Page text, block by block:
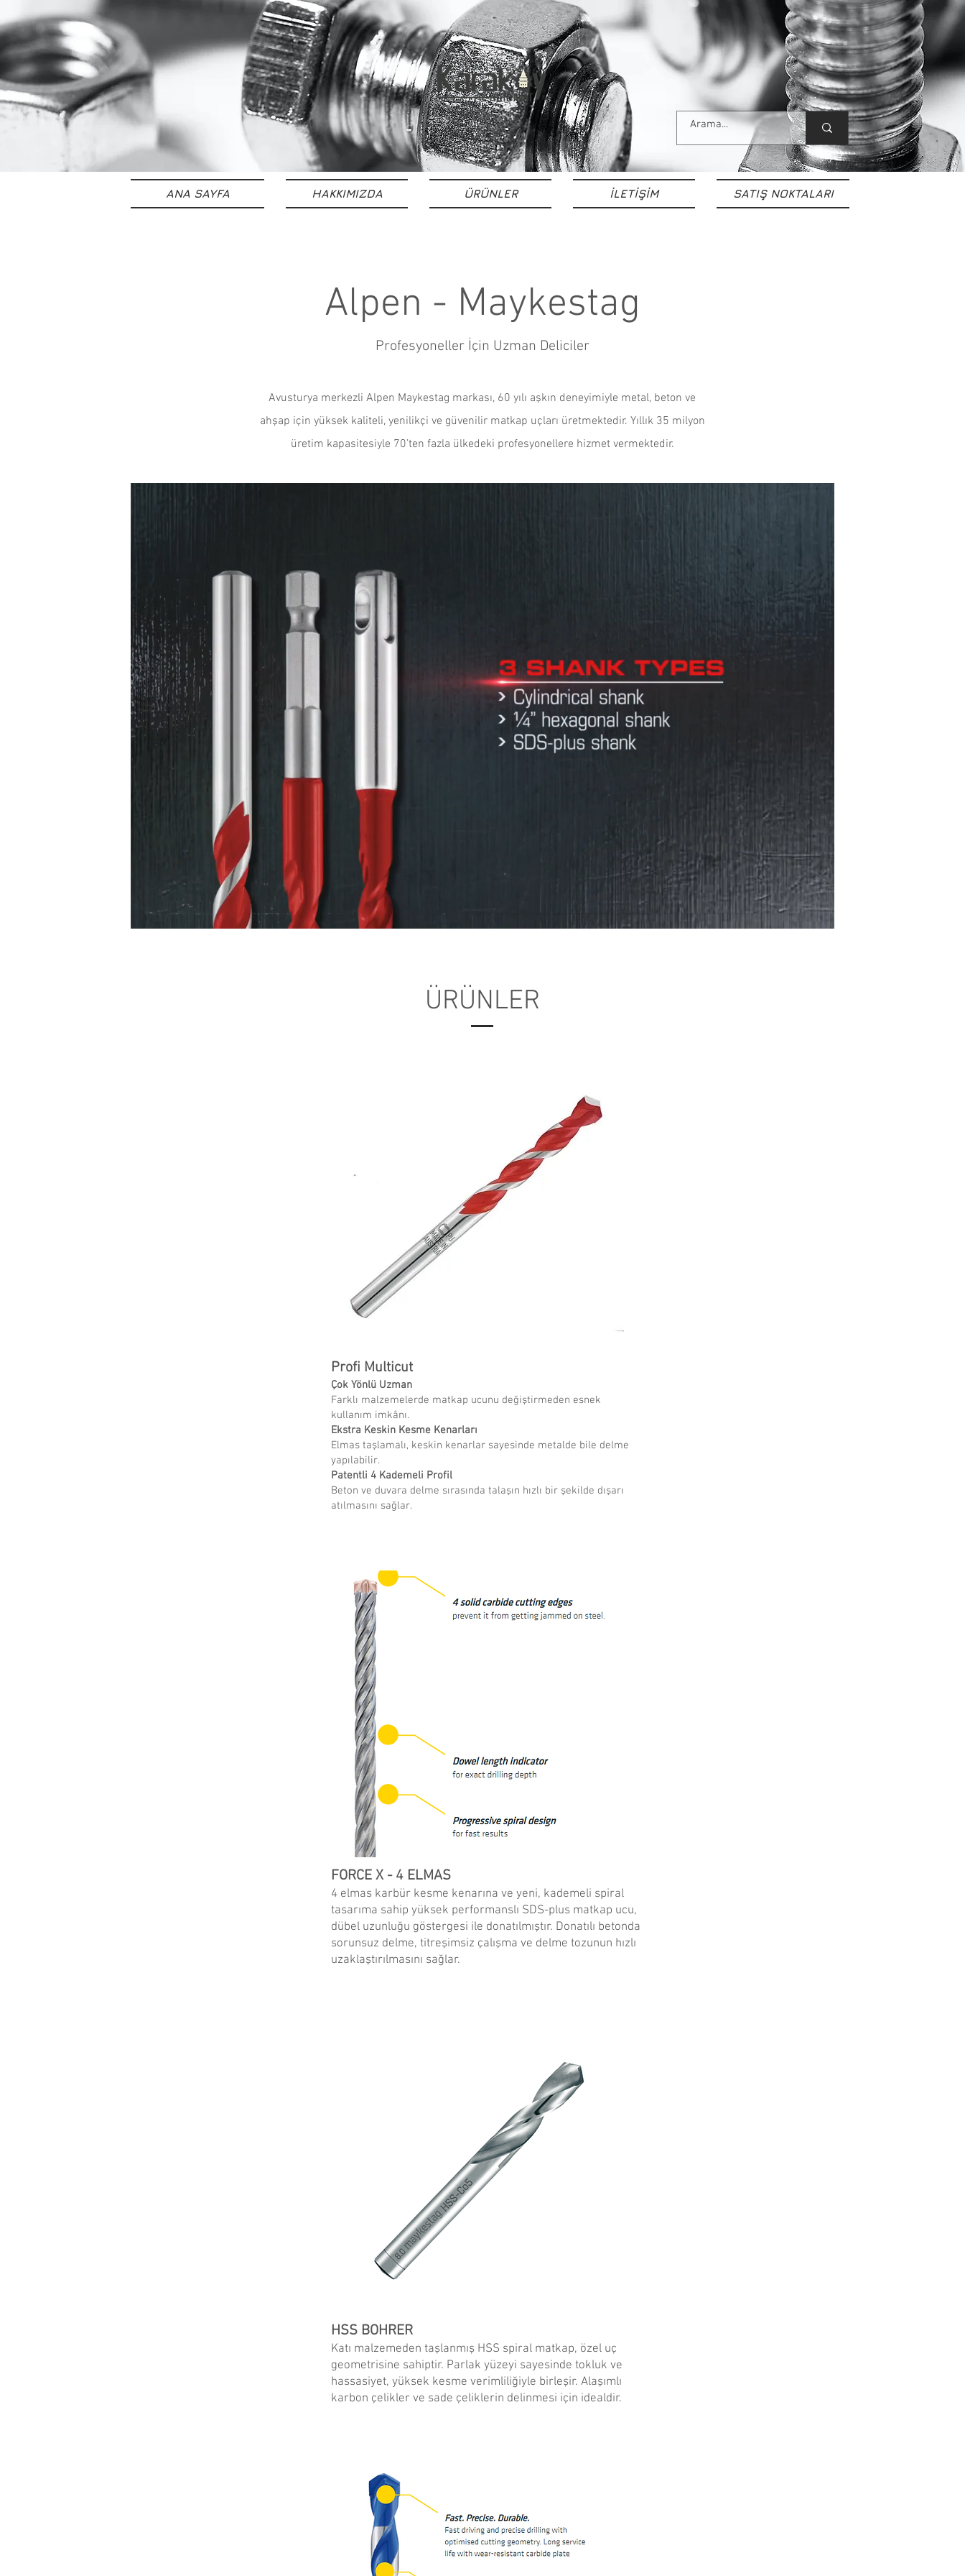
ANA SAYFA HAKKIMIZDA ÜRÜNLER İLETİŞİM SATIŞ NOKTALARI
Alpen - Maykestag
Profesyoneller İçin Uzman Deliciler
Avusturya merkezli Alpen Maykestag markası, 60 yılı aşkın deneyimiyle metal, beton ve
ahşap için yüksek kaliteli, yenilikçi ve güvenilir matkap uçları üretmektedir. Yıllık 35 milyon
üretim kapasitesiyle 70’ten fazla ülkedeki profesyonellere hizmet vermektedir.
ÜRÜNLER
Profi Multicut
Çok Yönlü Uzman
Farklı malzemelerde matkap ucunu değiştirmeden esnek
kullanım imkânı.
Ekstra Keskin Kesme Kenarları
Elmas taşlamalı, keskin kenarlar sayesinde metalde bile delme
yapılabilir.
Patentli 4 Kademeli Profil
Beton ve duvara delme sırasında talaşın hızlı bir şekilde dışarı
atılmasını sağlar.
FORCE X - 4 ELMAS
4 elmas karbür kesme kenarına ve yeni, kademeli spiral
tasarıma sahip yüksek performanslı SDS-plus matkap ucu,
dübel uzunluğu göstergesi ile donatılmıştır. Donatılı betonda
sorunsuz delme, titreşimsiz çalışma ve delme tozunun hızlı
uzaklaştırılmasını sağlar.
HSS BOHRER
Katı malzemeden taşlanmış HSS spiral matkap, özel uç
geometrisine sahiptir. Parlak yüzeyi sayesinde tokluk ve
hassasiyet, yüksek kesme verimliliğiyle birleşir. Alaşımlı
karbon çelikler ve sade çeliklerin delinmesi için idealdir.